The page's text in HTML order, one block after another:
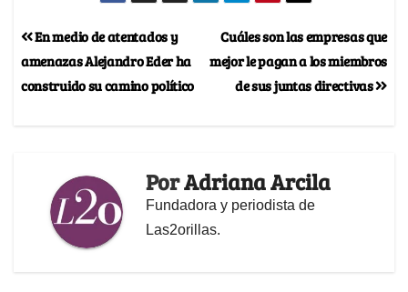
Cuáles son las empresas que
mejor le pagan a los miembros
de sus juntas directivas
En medio de atentados y
amenazas Alejandro Eder ha
construido su camino político
PorAdriana Arcila
Fundadora y periodista de
Las2orillas.